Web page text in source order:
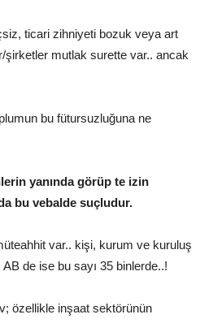
ticari zihniyeti bozuk veya art
şirketler mutlak surette var.. ancak
bu fütursuzluğuna ne
yanında görüp te izin
bu vebalde suçludur.
var.. kişi, kurum ve kuruluş
de ise bu sayı 35 binlerde..!
özellikle inşaat sektörünün